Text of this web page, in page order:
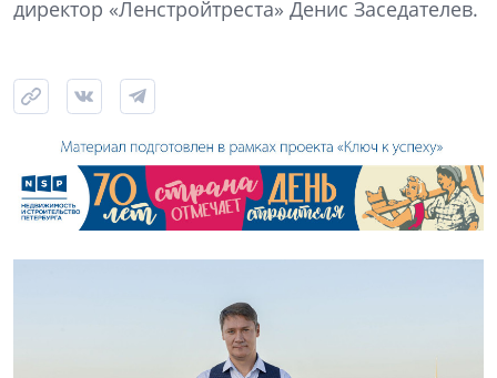
директор «Ленстройтреста» Денис Заседателев.